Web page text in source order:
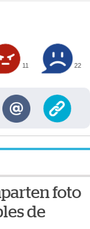
11 22
foto
de